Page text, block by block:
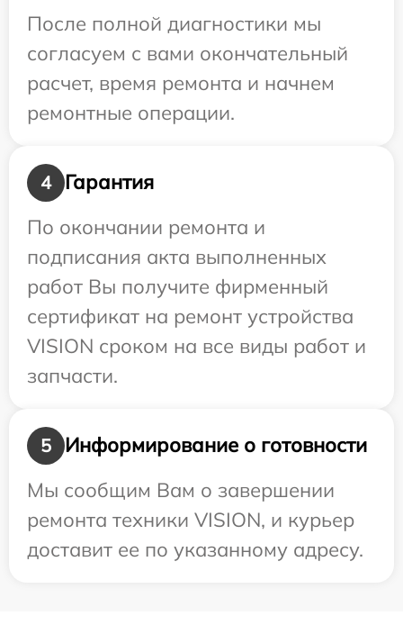
После полной диагностики мы
согласуем с вами окончательный
расчет, время ремонта и начнем
ремонтные операции.
4
Гарантия
По окончании ремонта и
подписания акта выполненных
работ Вы получите фирменный
сертификат на ремонт устройства
VISION сроком на все виды работ и
запчасти.
5
Информирование о готовности
Мы сообщим Вам о завершении
ремонта техники VISION, и курьер
доставит ее по указанному адресу.